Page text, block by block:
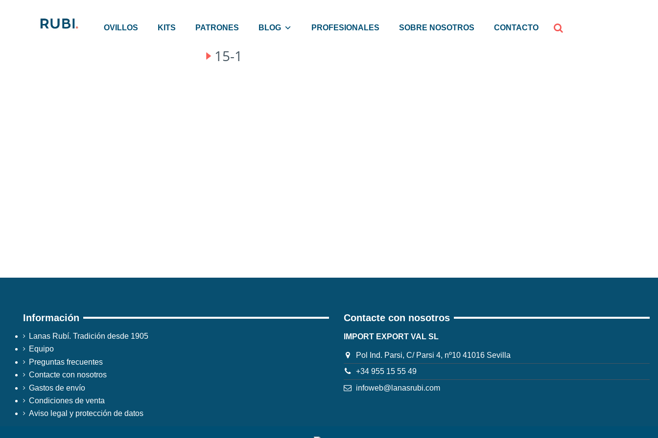
OVILLOS KITS PATRONES BLOG PROFESIONALES SOBRE NOSOTROS CONTACTO
15-1
Información
Lanas Rubí. Tradición desde 1905
Equipo
Preguntas frecuentes
Contacte con nosotros
Gastos de envío
Condiciones de venta
Aviso legal y protección de datos
Contacte con nosotros
IMPORT EXPORT VAL SL
Pol Ind. Parsi, C/ Parsi 4, nº10 41016 Sevilla
+34 955 15 55 49
infoweb@lanasrubi.com